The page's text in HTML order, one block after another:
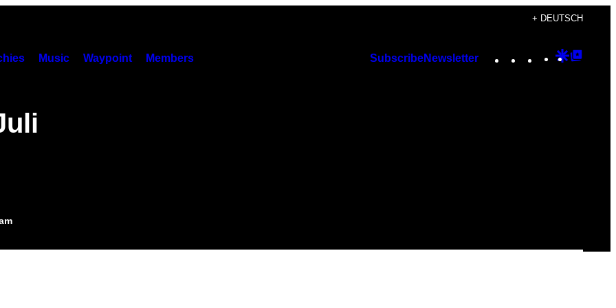
+ DEUTSCH
Music Waypoint Members SubscribeNewsletter Instagram
TikTok
YouTube
Google